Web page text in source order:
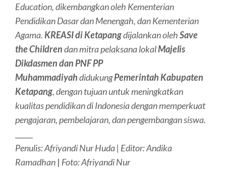
Education, dikembangkan oleh Kementerian
Pendidikan Dasar dan Menengah, dan Kementerian
Agama. KREASI di Ketapangdijalankan olehSave
the Childrendan mitra pelaksana lokalMajelis
Dikdasmen dan PNF PP
MuhammadiyahdidukungPemerintah Kabupaten
Ketapang, dengan tujuan untuk meningkatkan
kualitas pendidikan di Indonesia dengan memperkuat
pengajaran, pembelajaran, dan pengembangan siswa.
Penulis: Afriyandi Nur Huda | Editor: Andika
Ramadhan | Foto: Afriyandi Nur